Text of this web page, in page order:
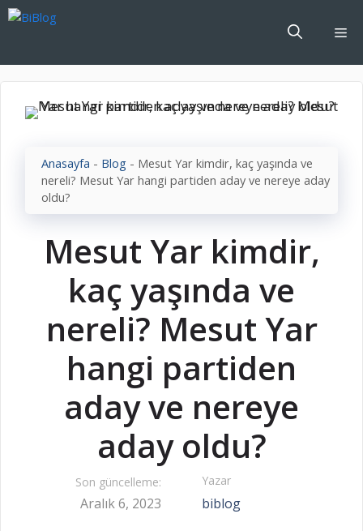
İçeriğe
Anasayfa - Blog - Mesut Yar kimdir, kaç yaşında ve
nereli? Mesut Yar hangi partiden aday ve nereye aday
oldu?
Mesut Yar kimdir,
kaç yaşında ve
nereli? Mesut Yar
hangi partiden
aday ve nereye
aday oldu?
Son güncelleme:
Aralık 6, 2023
Yazar
biblog